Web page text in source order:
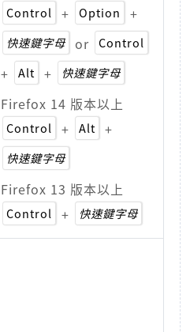
Control + Option +
快速鍵字母 or Control
+ Alt + 快速鍵字母
Firefox 14 版本以上
Control + Alt +
快速鍵字母
Firefox 13 版本以上
Control + 快速鍵字母